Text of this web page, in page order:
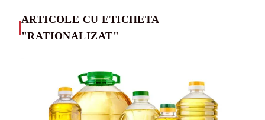
ARTICOLE CU ETICHETA
"RATIONALIZAT"